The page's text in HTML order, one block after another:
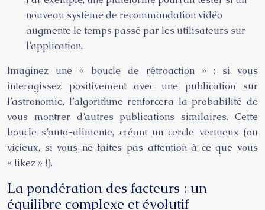
nouveau système de recommandation vidéo
augmente le temps passé par les utilisateurs sur
l’application.
Imaginez une « boucle de rétroaction » : si vous
interagissez positivement avec une publication sur
l’astronomie, l’algorithme renforcera la probabilité de
vous montrer d’autres publications similaires. Cette
boucle s’auto-alimente, créant un cercle vertueux (ou
vicieux, si vous ne faites pas attention à ce que vous
« likez » !).
La pondération des facteurs : un
équilibre complexe et évolutif